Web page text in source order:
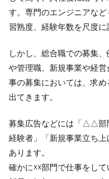
す。専門のエンジニアな
習熟度、経験年数を尺度に
しかし、総合職での募集
や管理職、新規事業や経
事の募集においては、求
出てきます。
募集広告などには「△△部
経験者」「新規事業立ち
あります。
確かに☓☓部門で仕事をして